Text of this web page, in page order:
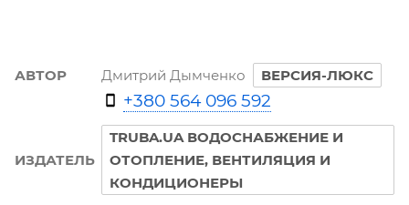
АВТОР Дмитрий Дымченко ВЕРСИЯ-ЛЮКС
+380 564 096 592
ИЗДАТЕЛЬ
TRUBA.UA ВОДОСНАБЖЕНИЕ И
ОТОПЛЕНИЕ, ВЕНТИЛЯЦИЯ И
КОНДИЦИОНЕРЫ